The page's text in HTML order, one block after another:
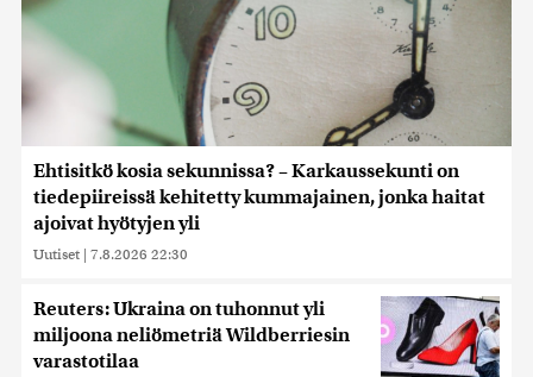
Ehtisitkö kosia sekunnissa? – Karkaussekunti on
tiedepiireissä kehitetty kummajainen, jonka haitat
ajoivat hyötyjen yli
Uutiset | 7.8.2026 22:30
Reuters: Ukraina on tuhonnut yli
miljoona neliömetriä Wildberriesin
varastotilaa